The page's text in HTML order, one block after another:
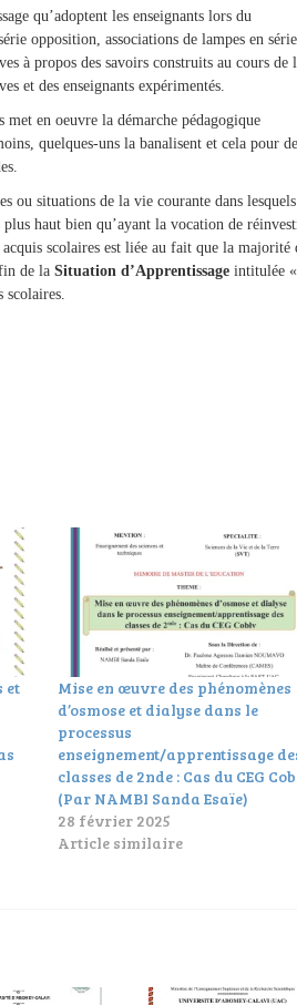
qu’adoptent les enseignants lors du
opposition, associations de lampes en
à propos des savoirs construits au cours de
et des enseignants expérimentés.
met en oeuvre la démarche pédagogique
quelques-uns la banalisent et cela pour
ou situations de la vie courante dans
haut bien qu’ayant la vocation de
scolaires est liée au fait que la majorité
de la Situation d’Apprentissage intitulée «
et
Mise en œuvre des phénomènes
d’osmose et dialyse dans le
processus
enseignement/apprentissage
classes de 2nde : Cas du CEG
(Par NAMBI Sanda Esaïe)
28 février 2025
Article similaire